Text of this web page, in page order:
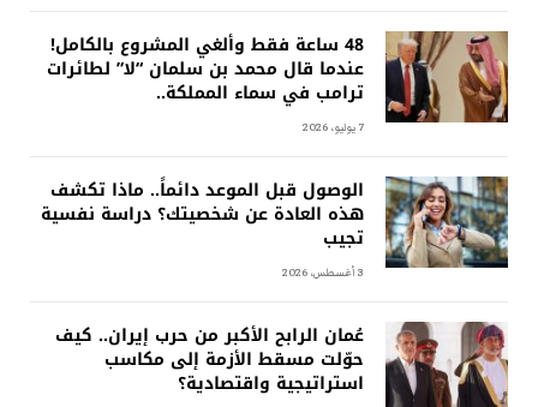
48 ساعة فقط وألغي المشروع بالكامل!
عندما قال محمد بن سلمان “لا” لطائرات
ترامب في سماء المملكة..
7 يوليو، 2026
الوصول قبل الموعد دائماً.. ماذا تكشف
هذه العادة عن شخصيتك؟ دراسة نفسية
تجيب
3 أغسطس، 2026
عُمان الرابح الأكبر من حرب إيران.. كيف
حوّلت مسقط الأزمة إلى مكاسب
استراتيجية واقتصادية؟